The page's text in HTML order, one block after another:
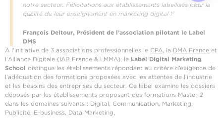
notre secteur. Félicitations aux établissements labellisés pour la
qualité de leur enseignement en marketing digital !"
François Deltour, Président de l’association pilotant le Label
DMS
À l’initiative de 3 associations professionnelles le CPA, la DMA France et
l'Alliance Digitale (IAB France & LMMA), le Label Digital Marketing
School distingue les établissements répondant au critère d’exigence de
l’adéquation des formations proposées avec les attentes de l’industrie
et les besoins des entreprises du secteur. Ce label examine les dossiers
déposés par les établissements proposant des formations Master 2
dans les domaines suivants : Digital, Communication, Marketing,
Publicité, E-business, Data Marketing.